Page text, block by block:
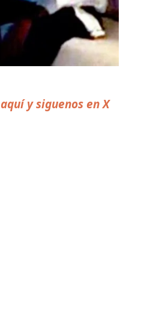
y siguenos en X